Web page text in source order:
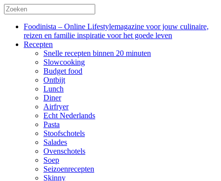
Foodinista – Online Lifestylemagazine voor jouw culinaire,
reizen en familie inspiratie voor het goede leven
Recepten
Snelle recepten binnen 20 minuten
Slowcooking
Budget food
Ontbijt
Lunch
Diner
Airfryer
Echt Nederlands
Pasta
Stoofschotels
Salades
Ovenschotels
Soep
Seizoenrecepten
Skinny